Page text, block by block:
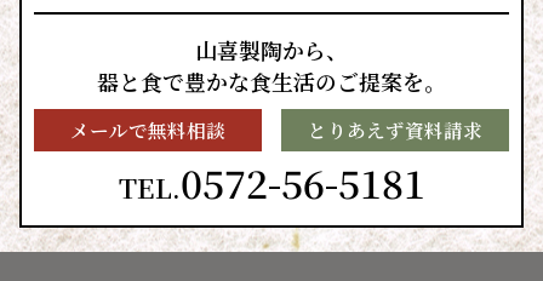
山喜製陶から、
器と食で豊かな食生活のご提案を。
メールで無料相談 とりあえず資料請求
TEL.0572-56-5181